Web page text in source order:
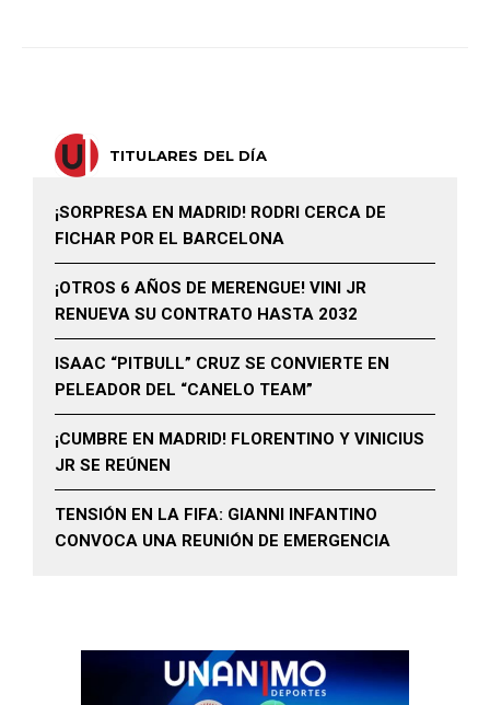
TITULARES DEL DÍA
¡SORPRESA EN MADRID! RODRI CERCA DE
FICHAR POR EL BARCELONA
¡OTROS 6 AÑOS DE MERENGUE! VINI JR
RENUEVA SU CONTRATO HASTA 2032
ISAAC “PITBULL” CRUZ SE CONVIERTE EN
PELEADOR DEL “CANELO TEAM”
¡CUMBRE EN MADRID! FLORENTINO Y VINICIUS
JR SE REÚNEN
TENSIÓN EN LA FIFA: GIANNI INFANTINO
CONVOCA UNA REUNIÓN DE EMERGENCIA